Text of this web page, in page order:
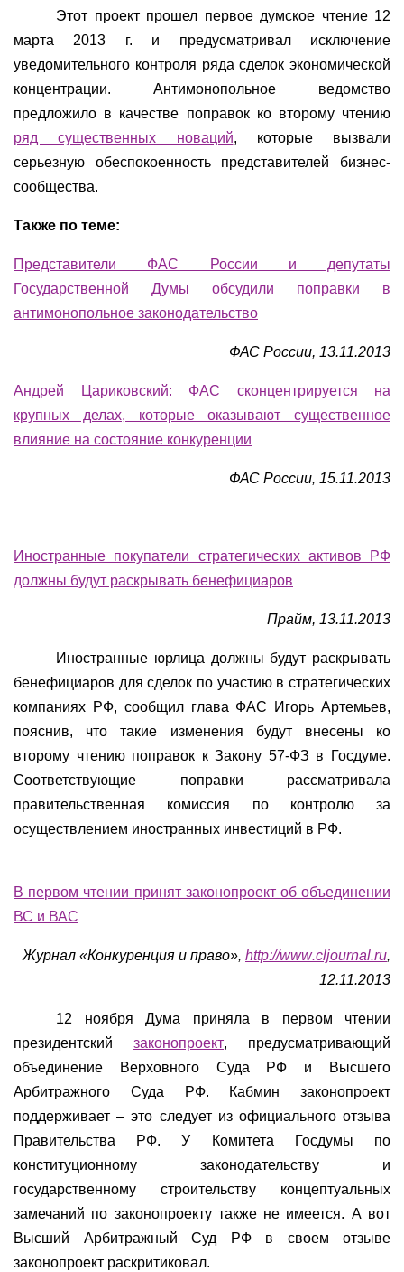
Этот проект прошел первое думское чтение 12
марта 2013 г. и предусматривал исключение
уведомительного контроля ряда сделок экономической
концентрации. Антимонопольное ведомство
предложило в качестве поправок ко второму чтению
ряд существенных новаций, которые вызвали
серьезную обеспокоенность представителей бизнес-
сообщества.
Также по теме:
Представители ФАС России и депутаты
Государственной Думы обсудили поправки в
антимонопольное законодательство
ФАС России, 13.11.2013
Андрей Цариковский: ФАС сконцентрируется на
крупных делах, которые оказывают существенное
влияние на состояние конкуренции
ФАС России, 15.11.2013
Иностранные покупатели стратегических активов РФ
должны будут раскрывать бенефициаров
Прайм, 13.11.2013
Иностранные юрлица должны будут раскрывать
бенефициаров для сделок по участию в стратегических
компаниях РФ, сообщил глава ФАС Игорь Артемьев,
пояснив, что такие изменения будут внесены ко
второму чтению поправок к Закону 57-ФЗ в Госдуме.
Соответствующие поправки рассматривала
правительственная комиссия по контролю за
осуществлением иностранных инвестиций в РФ.
В первом чтении принят законопроект об объединении
ВС и ВАС
Журнал «Конкуренция и право», http://www.cljournal.ru,
12.11.2013
12 ноября Дума приняла в первом чтении
президентский законопроект, предусматривающий
объединение Верховного Суда РФ и Высшего
Арбитражного Суда РФ. Кабмин законопроект
поддерживает – это следует из официального отзыва
Правительства РФ. У Комитета Госдумы по
конституционному законодательству и
государственному строительству концептуальных
замечаний по законопроекту также не имеется. А вот
Высший Арбитражный Суд РФ в своем отзыве
законопроект раскритиковал.